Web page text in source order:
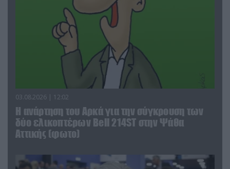
03.08.2026 | 12:02
Η ανάρτηση του Αρκά για την σύγκρουση των
δύο ελικοπτέρων Bell 214ST στην Ψάθα
Αττικής (φωτο)